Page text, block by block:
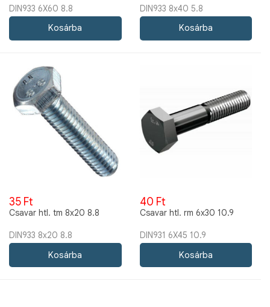
DIN933 6X60 8.8 DIN933 8x40 5.8
35 Ft
Csavar htl. tm 8x20 8.8
DIN933 8x20 8.8
40 Ft
Csavar htl. rm 6x30 10.9
DIN931 6X45 10.9